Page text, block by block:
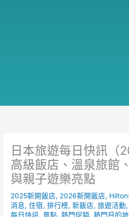
日本旅遊每日快訊
高級飯店、溫泉旅館
與親子遊樂亮點
2025新開飯店, 2026新開飯店,
消息,住宿,排行榜,新飯店,旅遊活動
每日快訊,景點,熱門促銷,熱門目的地